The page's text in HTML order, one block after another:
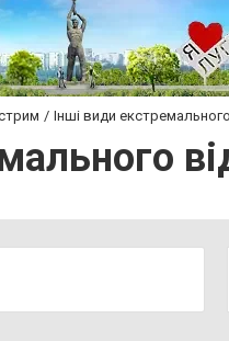
Інші види